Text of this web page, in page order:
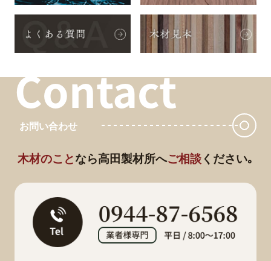
Contact
お問い合わせ
木材のことなら高田製材所へご相談ください｡